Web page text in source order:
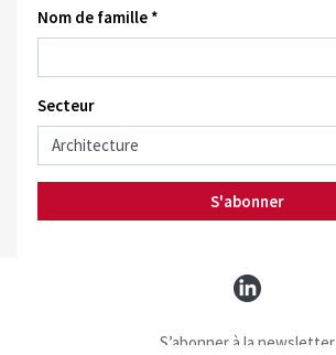
Nom de famille *
Secteur
S'abonner
S’abonner à la newsletter